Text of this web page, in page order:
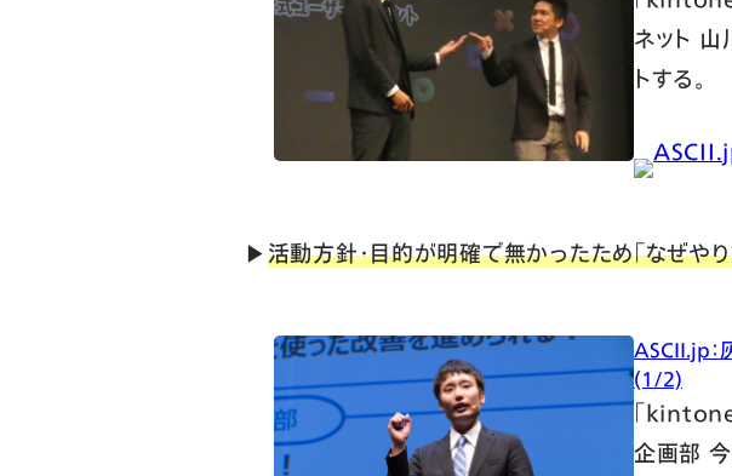
ネット
トする。
▶活動方針・目的が明確で無かったため「なぜやり
ASCII.jp：
(1/2)
「
企画部